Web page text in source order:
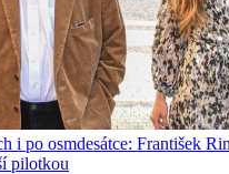
i po osmdesátce: František
pilotkou